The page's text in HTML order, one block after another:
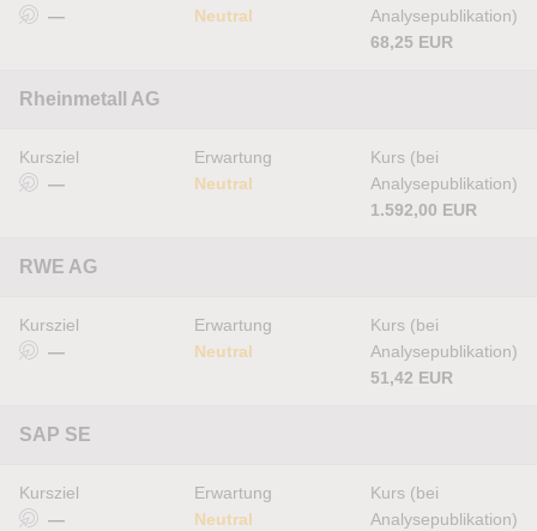
—
Neutral
Analysepublikation)
68,25 EUR
Rheinmetall AG
Kursziel
—
Erwartung
Neutral
Kurs (bei
Analysepublikation)
1.592,00 EUR
RWE AG
Kursziel
—
Erwartung
Neutral
Kurs (bei
Analysepublikation)
51,42 EUR
SAP SE
Kursziel
—
Erwartung
Neutral
Kurs (bei
Analysepublikation)